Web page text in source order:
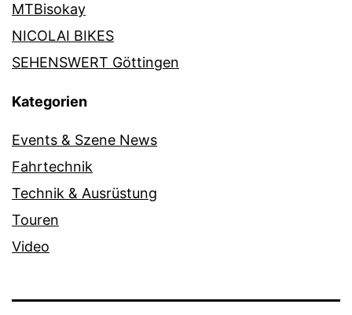
MTBisokay
NICOLAI BIKES
SEHENSWERT Göttingen
Kategorien
Events & Szene News
Fahrtechnik
Technik & Ausrüstung
Touren
Video